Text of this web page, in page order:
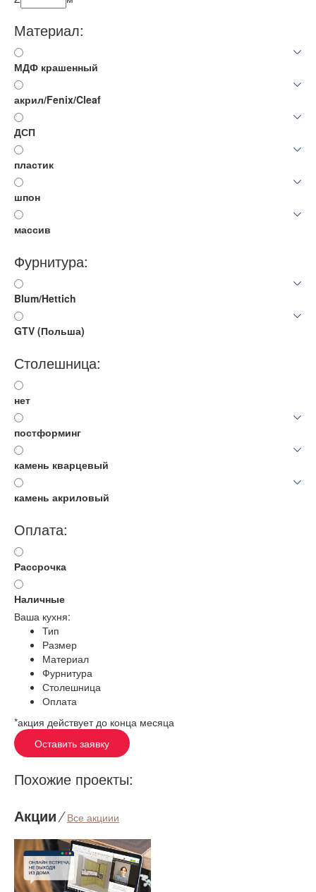
Материал:
МДФ крашенный
акрил/Fenix/Cleaf
ДСП
пластик
шпон
массив
Фурнитура:
Blum/Hettich
GTV (Польша)
Столешница:
нет
постформинг
камень кварцевый
камень акриловый
Оплата:
Рассрочка
Наличные
Ваша кухня:
Тип
Размер
Материал
Фурнитура
Столешница
Оплата
*акция действует до конца месяца
Оставить заявку
Похожие проекты:
Акции⁄Все акциии